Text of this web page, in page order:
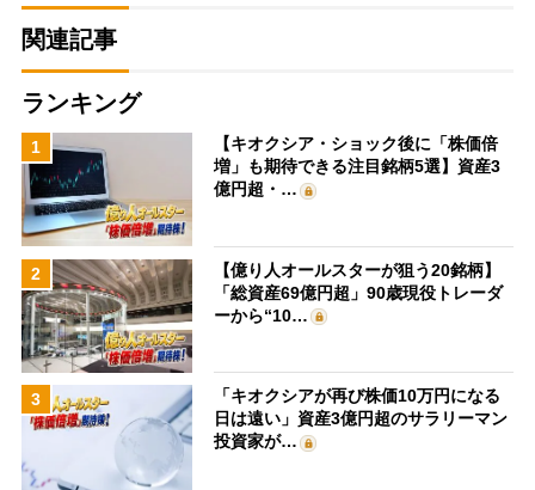
関連記事
ランキング
1
【キオクシア・ショック後に「株価倍
増」も期待できる注目銘柄5選】資産3
億円超・…
2
【億り人オールスターが狙う20銘柄】
「総資産69億円超」90歳現役トレーダ
ーから“10…
3
「キオクシアが再び株価10万円になる
日は遠い」資産3億円超のサラリーマン
投資家が…